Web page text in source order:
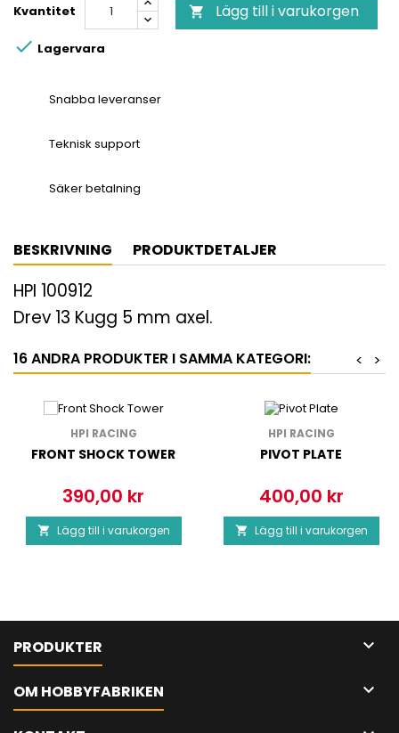
Kvantitet  Lägg till i varukorgen
 Lagervara
Snabba leveranser
Teknisk support
Säker betalning
BESKRIVNING PRODUKTDETALJER
HPI 100912
Drev 13 Kugg 5 mm axel.
16 ANDRA PRODUKTER I SAMMA KATEGORI: >
<
HPI RACING
FRONT SHOCK TOWER
Pris
390,00 kr
 Lägg till i varukorgen
HPI RACING
PIVOT PLATE
Pris
400,00 kr
 Lägg till i varukorgen
PRODUKTER 
OM HOBBYFABRIKEN 